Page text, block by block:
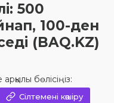
500
100-ден
(BAQ.KZ)
бөлісіңіз:
Сілтемені көшіру